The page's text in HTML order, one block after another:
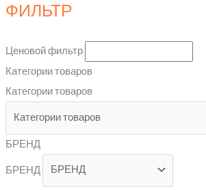
ФИЛЬТР
Ценовой фильтр
Категории товаров
Категории товаров
БРЕНД
БРЕНД